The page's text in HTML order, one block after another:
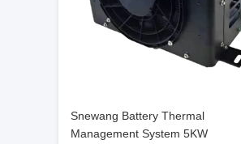
Snewang Battery Thermal
Management System 5KW